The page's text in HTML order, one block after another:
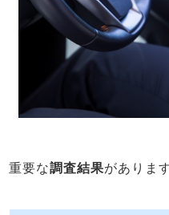
重要な調査結果があります